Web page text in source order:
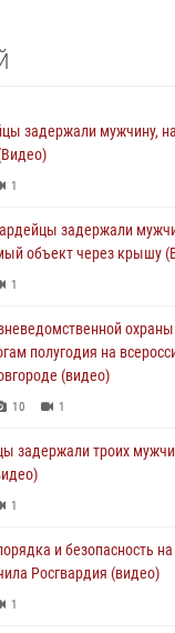
задержали мужчину,
1
задержали
объект через крышу
1
полугодия на
(видео)
10 1
задержали троих
1
и безопасность
Росгвардия (видео)
1